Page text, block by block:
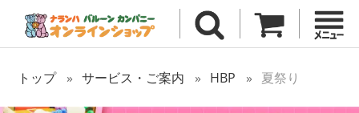
トップ サービス・ご案内 HBP 夏祭り